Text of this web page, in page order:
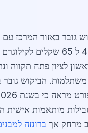
מושפע ממחירי מתכות עולמיים ומקומיים
לציון פתח תקווה
משתלמות. הביקוש
מותאמות אישית
ברונזה